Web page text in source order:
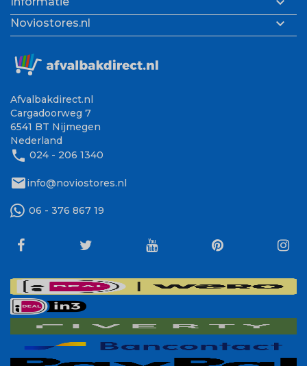
Noviostores.nl 
Afvalbakdirect.nl
Cargadoorweg 7
6541 BT Nijmegen
Nederland
phone 024 - 206 1340
mailinfo@noviostores.nl
06 - 376 867 19